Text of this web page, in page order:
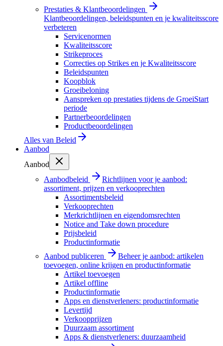
Prestaties & Klantbeoordelingen
Klantbeoordelingen, beleidspunten en je kwaliteitsscore
verbeteren
Servicenormen
Kwaliteitsscore
Strikeproces
Correcties op Strikes en je Kwaliteitsscore
Beleidspunten
Koopblok
Groeibeloning
Aanspreken op prestaties tijdens de GroeiStart
periode
Partnerbeoordelingen
Productbeoordelingen
Alles van Beleid
Aanbod
Aanbod
Aanbodbeleid
Richtlijnen voor je aanbod:
assortiment, prijzen en verkooprechten
Assortimentsbeleid
Verkooprechten
Merkrichtlijnen en eigendomsrechten
Notice and Take down procedure
Prijsbeleid
Productinformatie
Aanbod publiceren
Beheer je aanbod: artikelen
toevoegen, online krijgen en productinformatie
Artikel toevoegen
Artikel offline
Productinformatie
Apps en dienstverleners: productinformatie
Levertijd
Verkoopprijzen
Duurzaam assortiment
Apps & dienstverleners: duurzaamheid